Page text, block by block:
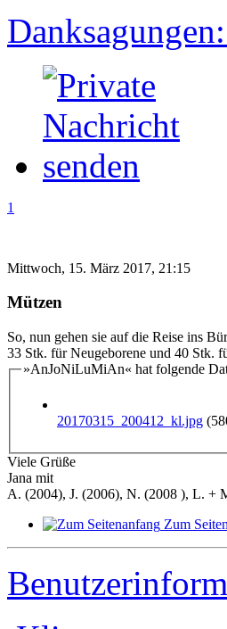
1
Mittwoch, 15. März 2017, 21:15
Mützen
So, nun gehen sie auf die Reise ins
33 Stk. für Neugeborene und 40 Stk.
»AnJoNiLuMiAn« hat folgende
20170315_200412_kl.jpg
Viele Grüße
Jana mit
A. (2004), J. (2006), N. (2008 ), L. +
Zum